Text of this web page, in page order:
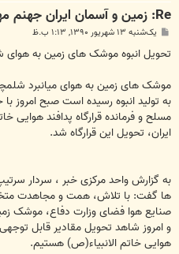
Re: زمين و آسمان ايران جهنم مهاجمان خواهد شد
ت
یک‌شنبه ۱۳ شهریور ۱۳۹۰, ۱:۱۳ ب.ظ
تحویل انبوه موشک های زمین به هوای
موشک های زمین به هوای میانبرد
به تولید انبوه رسیده است صبح امروز
مسلح و فرمانده قرارگاه پدافند
ایران، تحویل این قرارگاه شد.
به گزارش واحد مرکزی خبر ، سردار
ها گفت: با تلاش، همت و مجاهدت
صنایع هوا فضای وزارت دفاع، موشک
و امروز شاهد تحویل مقادیر قابل
هوایی خاتم الانبیاء(ص) هستیم.